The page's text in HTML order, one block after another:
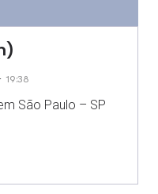
19:38
São Paulo – SP